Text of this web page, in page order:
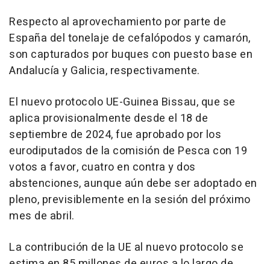
Respecto al aprovechamiento por parte de
España del tonelaje de cefalópodos y camarón,
son capturados por buques con puesto base en
Andalucía y Galicia, respectivamente.
El nuevo protocolo UE-Guinea Bissau, que se
aplica provisionalmente desde el 18 de
septiembre de 2024, fue aprobado por los
eurodiputados de la comisión de Pesca con 19
votos a favor, cuatro en contra y dos
abstenciones, aunque aún debe ser adoptado en
pleno, previsiblemente en la sesión del próximo
mes de abril.
La contribución de la UE al nuevo protocolo se